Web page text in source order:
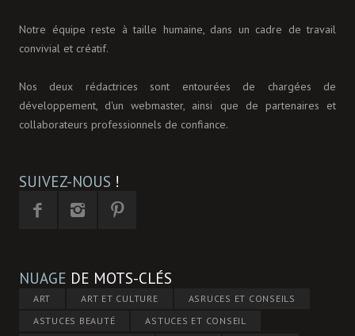
Notre équipe reste à taille humaine, dans un cadre de travail
convivial et créatif.
Nos deux rédactrices sont entourées de chargées de
développement, d'un webmaster, ainsi que de partenaires et
collaborateurs professionnels de confiance.
SUIVEZ-NOUS !
NUAGE DE MOTS-CLÉS
ART ART ET CULTURE
ASRUCES ET CONSEILS
ASTUCES BEAUTÉ
ASTUCES ET CONSEIL